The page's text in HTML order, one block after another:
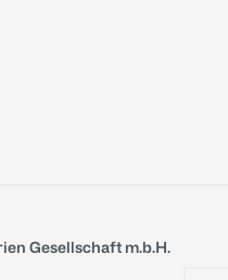
Gesellschaft m.b.H.